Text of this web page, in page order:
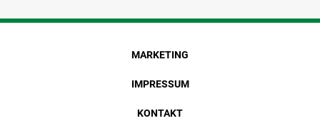
MARKETING
IMPRESSUM
KONTAKT